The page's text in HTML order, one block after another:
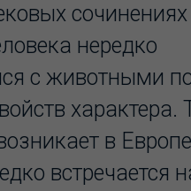
сочинениях
нередко
с животными
характера.
в
встречается